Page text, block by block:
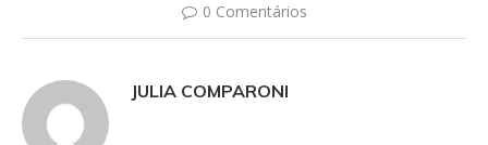
0 Comentários
JULIA COMPARONI